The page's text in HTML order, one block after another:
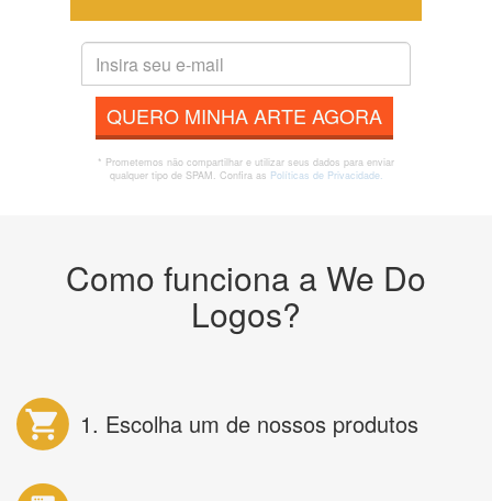
QUERO MINHA ARTE AGORA
* Prometemos não compartilhar e utilizar seus dados para enviar
qualquer tipo de SPAM. Confira as Políticas de Privacidade.
Como funciona a We Do
Logos?
1. Escolha um de nossos produtos